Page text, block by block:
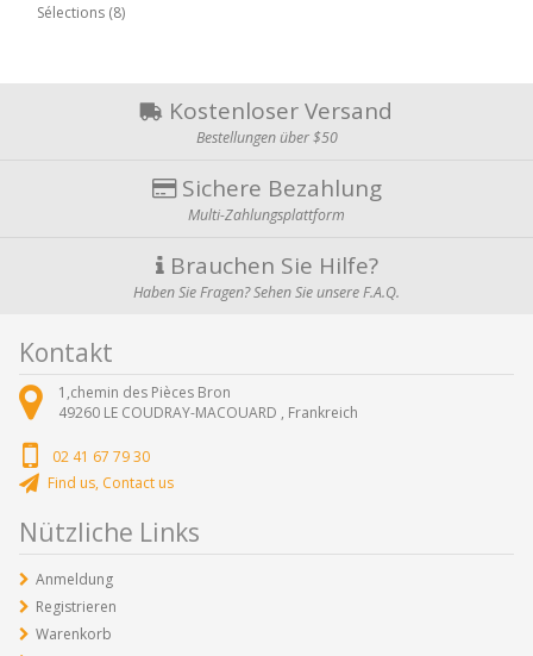
Sélections (8)
Kostenloser Versand
Bestellungen über $50
Sichere Bezahlung
Multi-Zahlungsplattform
Brauchen Sie Hilfe?
Haben Sie Fragen? Sehen Sie unsere F.A.Q.
Kontakt
1,chemin des Pièces Bron
49260 LE COUDRAY-MACOUARD , Frankreich
02 41 67 79 30
Find us, Contact us
Nützliche Links
Anmeldung
Registrieren
Warenkorb